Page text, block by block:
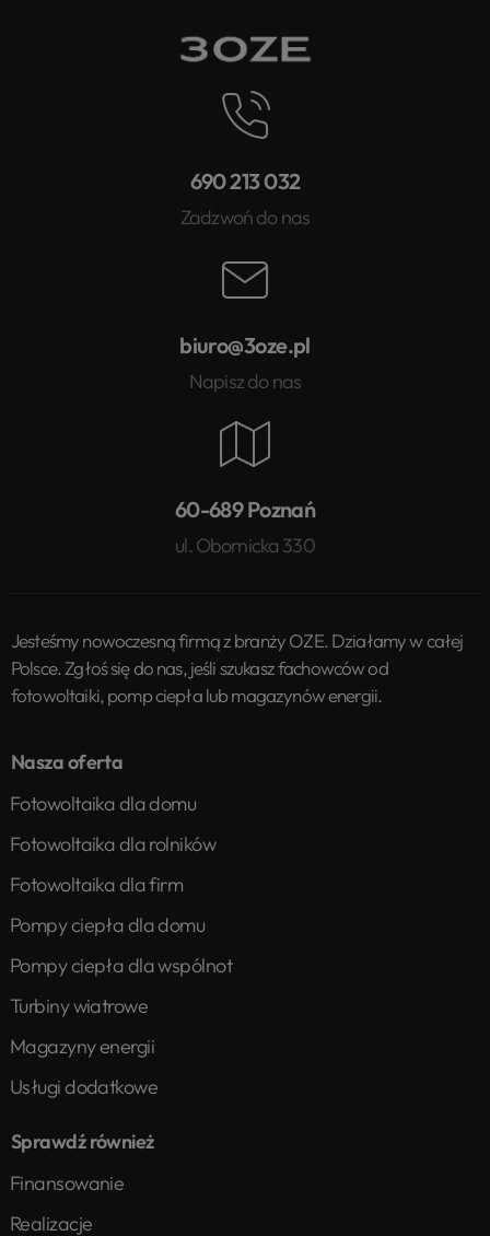
690 213 032
Zadzwoń do nas
biuro@3oze.pl
Napisz do nas
60-689 Poznań
ul. Obornicka 330
Jesteśmy nowoczesną firmą z branży OZE. Działamy w całej
Polsce. Zgłoś się do nas, jeśli szukasz fachowców od
fotowoltaiki, pomp ciepła lub magazynów energii.
Nasza oferta
Fotowoltaika dla domu
Fotowoltaika dla rolników
Fotowoltaika dla firm
Pompy ciepła dla domu
Pompy ciepła dla wspólnot
Turbiny wiatrowe
Magazyny energii
Usługi dodatkowe
Sprawdź również
Finansowanie
Realizacje